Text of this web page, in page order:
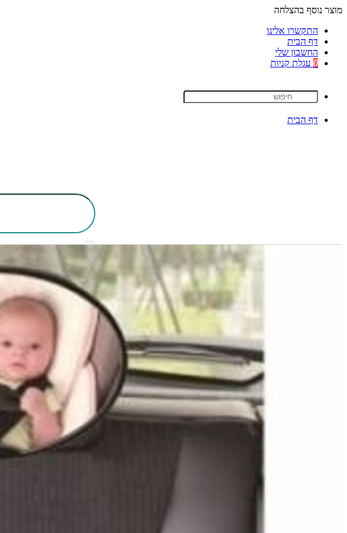
מוצר נוסף בהצלחה
התקשרו אלינו
דף הבית
החשבון שלי
0 עגלת קניות
דף הבית